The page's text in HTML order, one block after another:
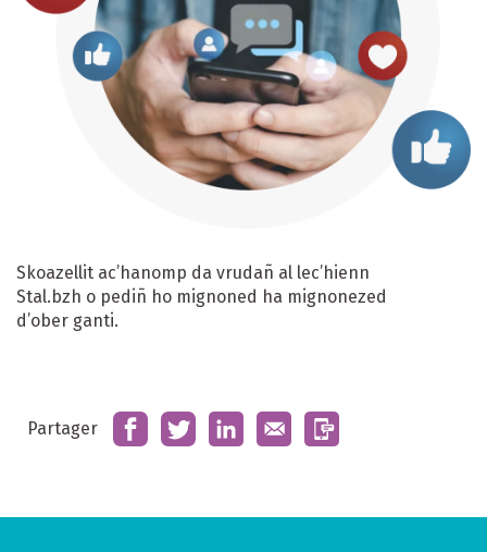
Skoazellit ac’hanomp da vrudañ al lec’hienn
Stal.bzh o pediñ ho mignoned ha mignonezed
d’ober ganti.
Partager